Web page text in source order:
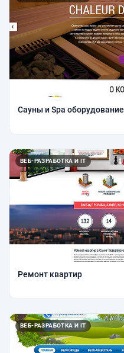
Сауны и Spa оборудование
ВЕБ-РАЗРАБОТКА И IT
Ремонт квартир
ВЕБ-РАЗРАБОТКА И IT